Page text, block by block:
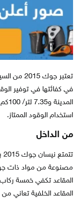
تعتبر جوك
استخدام الوقود الممتاز.
من الداخل
مصنوعة من مواد ذات
المقاعد تكفي خمسة ركاب،
المقاعد الخلفية تعاني